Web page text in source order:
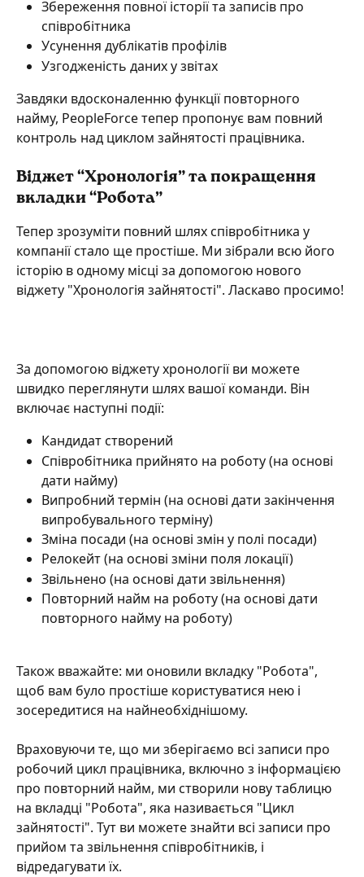
Збереження повної історії та записів про
співробітника
Усунення дублікатів профілів
Узгодженість даних у звітах
Завдяки вдосконаленню функції повторного
найму, PeopleForce тепер пропонує вам повний
контроль над циклом зайнятості працівника.
Віджет “Хронологія” та покращення
вкладки “Робота”
Тепер зрозуміти повний шлях співробітника у
компанії стало ще простіше. Ми зібрали всю його
історію в одному місці за допомогою нового
віджету "Хронологія зайнятості". Ласкаво просимо!
За допомогою віджету хронології ви можете
швидко переглянути шлях вашої команди. Він
включає наступні події:
Кандидат створений
Співробітника прийнято на роботу (на основі
дати найму)
Випробний термін (на основі дати закінчення
випробувального терміну)
Зміна посади (на основі змін у полі посади)
Релокейт (на основі зміни поля локації)
Звільнено (на основі дати звільнення)
Повторний найм на роботу (на основі дати
повторного найму на роботу)
Також вважайте: ми оновили вкладку "Робота",
щоб вам було простіше користуватися нею і
зосередитися на найнеобхіднішому.
Враховуючи те, що ми зберігаємо всі записи про
робочий цикл працівника, включно з інформацією
про повторний найм, ми створили нову таблицю
на вкладці "Робота", яка називається "Цикл
зайнятості". Тут ви можете знайти всі записи про
прийом та звільнення співробітників, і
відредагувати їх.